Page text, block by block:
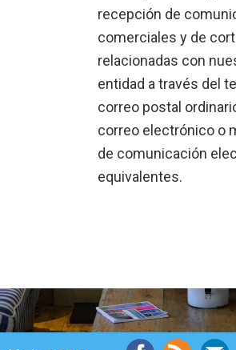
recepción de
comerciales y de
relacionadas con
entidad a través del
correo postal
correo electrónico o
de comunicación
equivalentes.